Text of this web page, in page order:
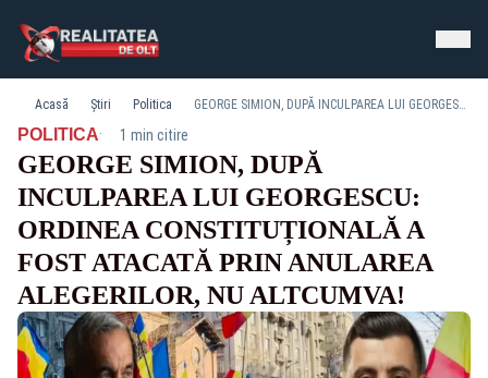
Acasă Știri Politica GEORGE SIMION, DUPĂ INCULPAREA LUI GEORGESCU: ORDINEA CONSTITUȚIONALĂ A FOST ATACATĂ PRIN ANULAREA ALEGERILOR, NU ALTCUMVA!
POLITICA· 1 min citire
GEORGE SIMION, DUPĂ
INCULPAREA LUI GEORGESCU:
ORDINEA CONSTITUȚIONALĂ A
FOST ATACATĂ PRIN ANULAREA
ALEGERILOR, NU ALTCUMVA!